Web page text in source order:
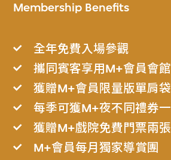
Membership Benefits
全年免費入場參觀
攜同賓客享用M+會員會館
獲贈M+會員限量版單肩
每季可獲M+夜不同禮券
獲贈M+戲院免費門票兩張
M+會員每月獨家導賞團